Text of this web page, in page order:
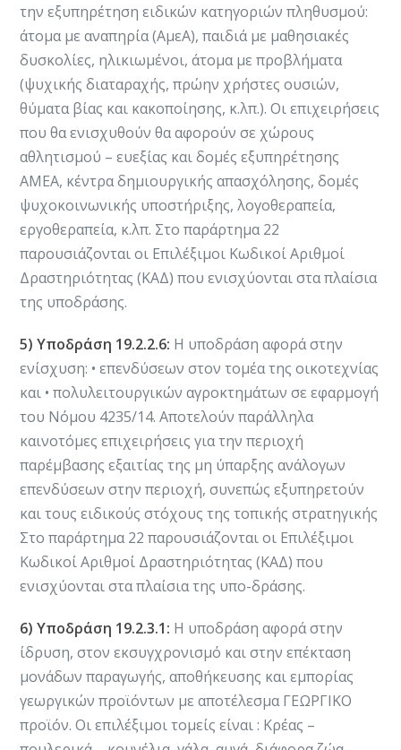
την εξυπηρέτηση ειδικών κατηγοριών πληθυσμού:
άτομα με αναπηρία (ΑμεΑ), παιδιά με μαθησιακές
δυσκολίες, ηλικιωμένοι, άτομα με προβλήματα
(ψυχικής διαταραχής, πρώην χρήστες ουσιών,
θύματα βίας και κακοποίησης, κ.λπ.). Οι επιχειρήσεις
που θα ενισχυθούν θα αφορούν σε χώρους
αθλητισμού – ευεξίας και δομές εξυπηρέτησης
AMEA, κέντρα δημιουργικής απασχόλησης, δομές
ψυχοκοινωνικής υποστήριξης, λογοθεραπεία,
εργοθεραπεία, κ.λπ. Στο παράρτημα 22
παρουσιάζονται οι Επιλέξιμοι Κωδικοί Αριθμοί
Δραστηριότητας (ΚΑΔ) που ενισχύονται στα πλαίσια
της υποδράσης.
5) Υποδράση 19.2.2.6: Η υποδράση αφορά στην
ενίσχυση: • επενδύσεων στον τομέα της οικοτεχνίας
και • πολυλειτουργικών αγροκτημάτων σε εφαρμογή
του Νόμου 4235/14. Αποτελούν παράλληλα
καινοτόμες επιχειρήσεις για την περιοχή
παρέμβασης εξαιτίας της μη ύπαρξης ανάλογων
επενδύσεων στην περιοχή, συνεπώς εξυπηρετούν
και τους ειδικούς στόχους της τοπικής στρατηγικής
Στο παράρτημα 22 παρουσιάζονται οι Επιλέξιμοι
Κωδικοί Αριθμοί Δραστηριότητας (ΚΑΔ) που
ενισχύονται στα πλαίσια της υπο-δράσης.
6) Υποδράση 19.2.3.1: Η υποδράση αφορά στην
ίδρυση, στον εκσυγχρονισμό και στην επέκταση
μονάδων παραγωγής, αποθήκευσης και εμπορίας
γεωργικών προϊόντων με αποτέλεσμα ΓΕΩΡΓΙΚΟ
προϊόν. Οι επιλέξιμοι τομείς είναι : Κρέας –